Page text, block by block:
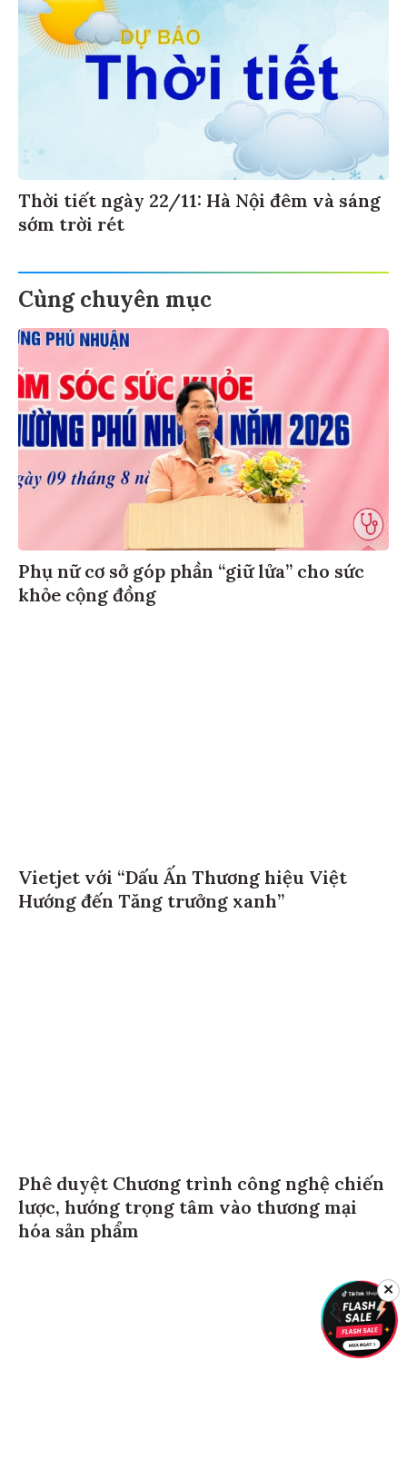
Thời tiết ngày 22/11: Hà Nội đêm và sáng
sớm trời rét
Cùng chuyên mục
Phụ nữ cơ sở góp phần “giữ lửa” cho sức
khỏe cộng đồng
Vietjet với “Dấu Ấn Thương hiệu Việt
Hướng đến Tăng trưởng xanh”
Phê duyệt Chương trình công nghệ chiến
lược, hướng trọng tâm vào thương mại
hóa sản phẩm
✕